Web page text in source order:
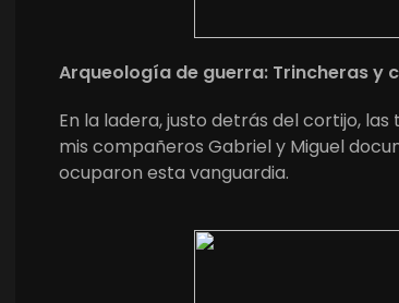
Arqueología de guerra: Trincheras y
En la ladera, justo detrás del cortijo,
mis compañeros Gabriel y Miguel
ocuparon esta vanguardia.